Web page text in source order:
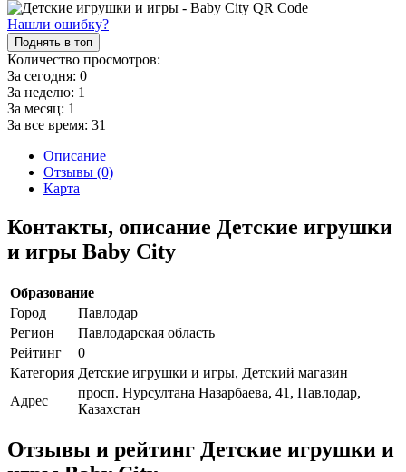
Нашли ошибку?
Поднять в топ
Количество просмотров:
За сегодня: 0
За неделю: 1
За месяц: 1
За все время: 31
Описание
Отзывы (0)
Карта
Контакты, описание Детские игрушки
и игры Baby City
Образование
Город
Павлодар
Регион
Павлодарская область
Рейтинг
0
Категория Детские игрушки и игры, Детский магазин
Адрес
просп. Нурсултана Назарбаева, 41, Павлодар,
Казахстан
Отзывы и рейтинг Детские игрушки и